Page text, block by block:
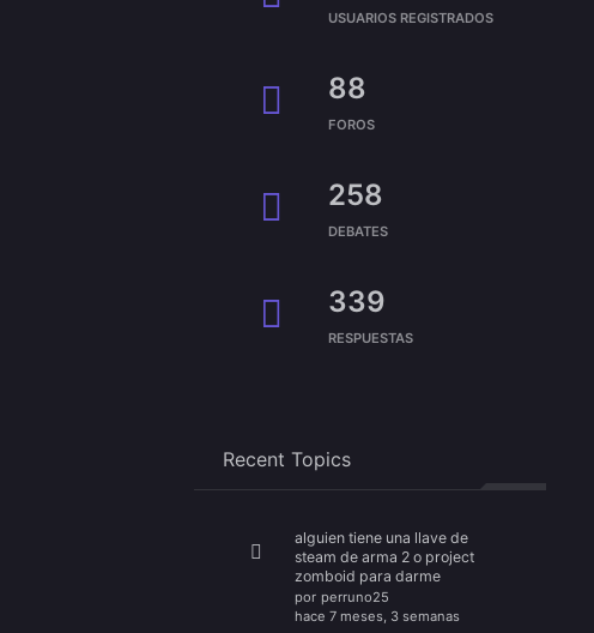
USUARIOS REGISTRADOS
88
FOROS
258
DEBATES
339
RESPUESTAS
Recent Topics
alguien tiene una llave de
steam de arma 2 o project
zomboid para darme
por perruno25
hace 7 meses, 3 semanas